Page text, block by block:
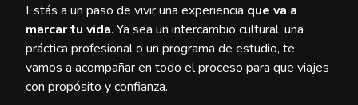
Estás a un paso de vivir una experiencia que va a
marcar tu vida. Ya sea un intercambio cultural, una
práctica profesional o un programa de estudio, te
vamos a acompañar en todo el proceso para que viajes
con propósito y confianza.